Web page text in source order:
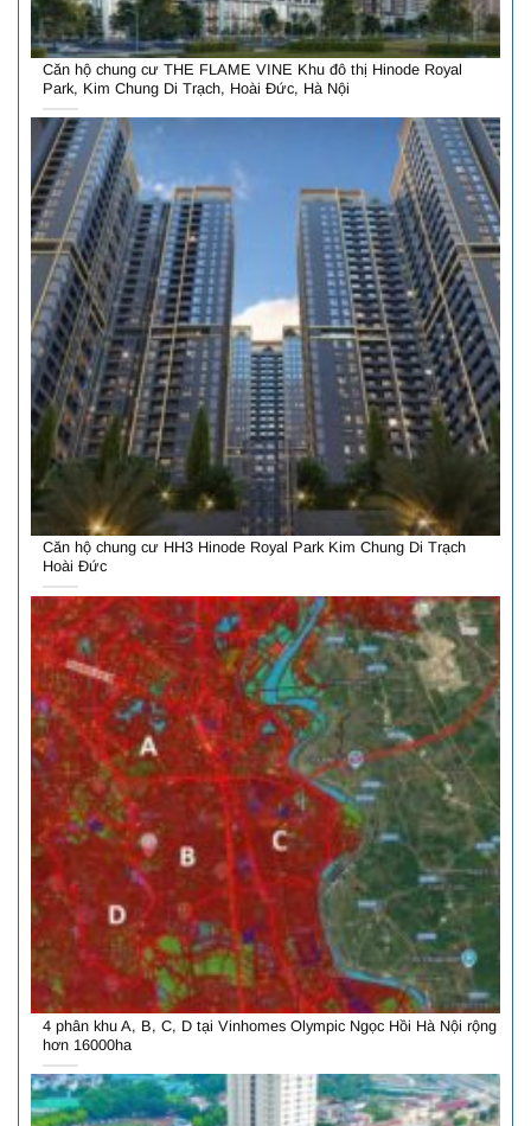
Căn hộ chung cư THE FLAME VINE Khu đô thị Hinode Royal
Park, Kim Chung Di Trạch, Hoài Đức, Hà Nội
Căn hộ chung cư HH3 Hinode Royal Park Kim Chung Di Trạch
Hoài Đức
4 phân khu A, B, C, D tại Vinhomes Olympic Ngọc Hồi Hà Nội rộng
hơn 16000ha